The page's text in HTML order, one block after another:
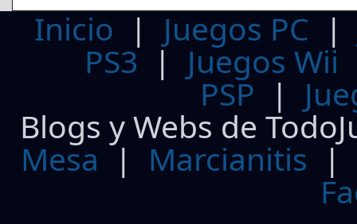
Inicio | Juegos PC
PS3| Juegos Wii
PSP |
Blogs y Webs de
Mesa | Marcianitis |